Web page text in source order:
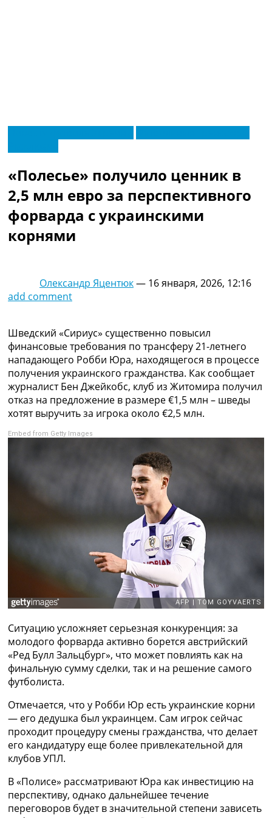
МенюГлавная
Видео
Трансферы
Новости футбола Украины
Последние комментарии
Конкурс прогнозов
Логин
Коллективный прогноз
Турниры
Украина. Первая Лига
Лига Чемпионов
Англия. Премьер Лига
Испания. Ла Лига
Другие Турниры >>>
Таблицы
Таблицы групп Чемпионата Мира
Украина. Премьер-Лига
Лига Чемпионов. Таблицы групп
Англия. Премьер-Лига
Испания. Ла Лига
Рейтинг стран УЕФА
Рейтинг клубов УЕФА
Рейтинг ФИФА
ТВ программа
UA
Categories
Главная
Новости футбола
Видео
Новости футбола Украины
Последние комментарии
Конкурс прогнозов
Логин
Рейтинги
Коллективный прогноз
Турниры
Чемпионат Мира
«Полесье» получило ценник в
2,5 млн евро за перспективного
форварда с украинскими
корнями
Олександр Яцентюк— 16 января, 2026, 12:16
add comment
Шведский «Сириус» существенно повысил
финансовые требования по трансферу 21-летнего
нападающего Робби Юра, находящегося в процессе
получения украинского гражданства. Как сообщает
журналист Бен Джейкобс, клуб из Житомира получил
отказ на предложение в размере €1,5 млн – шведы
хотят выручить за игрока около €2,5 млн.
Embed from Getty Images
Ситуацию усложняет серьезная конкуренция: за
молодого форварда активно борется австрийский
«Ред Булл Зальцбург», что может повлиять как на
финальную сумму сделки, так и на решение самого
футболиста.
Отмечается, что у Робби Юр есть украинские корни
— его дедушка был украинцем. Сам игрок сейчас
проходит процедуру смены гражданства, что делает
его кандидатуру еще более привлекательной для
клубов УПЛ.
В «Полисе» рассматривают Юра как инвестицию на
перспективу, однако дальнейшее течение
переговоров будет в значительной степени зависеть